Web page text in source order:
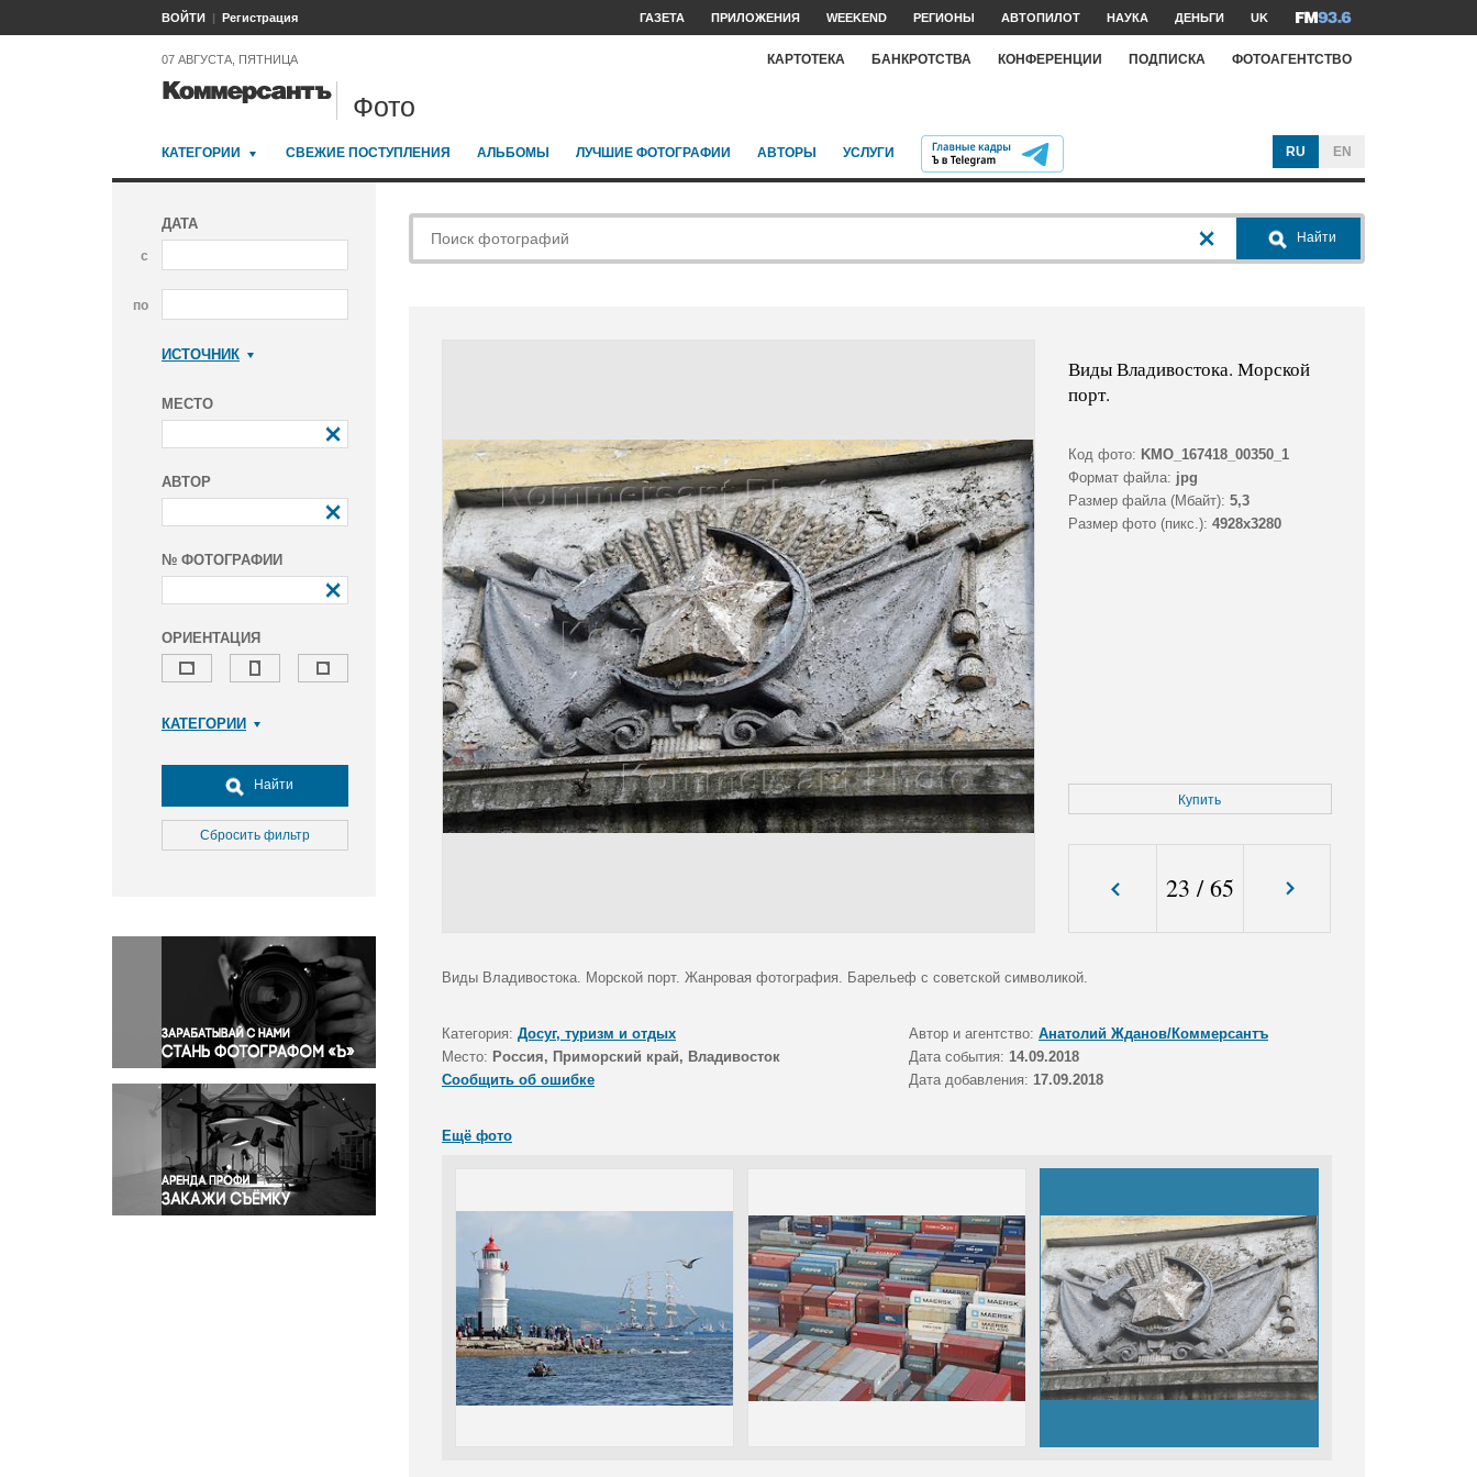
ВОЙТИ Регистрация ГАЗЕТА ПРИЛОЖЕНИЯ WEEKEND РЕГИОНЫ АВТОПИЛОТ НАУКА ДЕНЬГИ UK
07 АВГУСТА, ПЯТНИЦА КАРТОТЕКА БАНКРОТСТВА КОНФЕРЕНЦИИ ПОДПИСКА ФОТОАГЕНТСТВО
Фото
КАТЕГОРИИ СВЕЖИЕ ПОСТУПЛЕНИЯ АЛЬБОМЫ ЛУЧШИЕ ФОТОГРАФИИ АВТОРЫ УСЛУГИ RU EN
ДАТА
с
по
ИСТОЧНИК
МЕСТО
АВТОР
№ ФОТОГРАФИИ
ОРИЕНТАЦИЯ
КАТЕГОРИИ
Досуг, туризм и отдых
Культура
Медицина
Окружающая среда
Политика
Правосудие
Происшествия и конфликты
Религия
Светская жизнь
Спорт
Экология
Экономика и бизнес
Найти
Сбросить фильтр
Найти
Виды Владивостока. Морской
порт.
Код фото: KMO_167418_00350_1
Формат файла: jpg
Размер файла (Мбайт): 5,3
Размер фото (пикс.): 4928x3280
Купить
23 /65
Виды Владивостока. Морской порт. Жанровая фотография. Барельеф с советской символикой.
Категория: Досуг, туризм и отдых Автор и агентство: Анатолий Жданов/Коммерсантъ
Место: Россия, Приморский край, Владивосток Дата события: 14.09.2018
Сообщить об ошибке
Дата добавления: 17.09.2018
Ещё фото